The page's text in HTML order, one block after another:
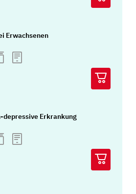
Erwachsenen
depressive Erkrankung